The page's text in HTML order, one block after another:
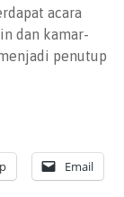
acara
dan kamar-
penutup
Email